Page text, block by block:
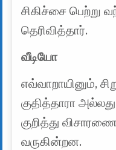
சிகிச்சை பெற்று
தெரிவித்தார்.
வீடியோ
எவ்வாறாயினும்,
குதித்தாரா
குறித்து
வருகின்றன.